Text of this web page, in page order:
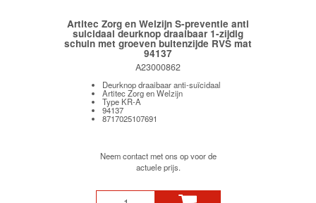
Artitec Zorg en Welzijn S-preventie anti
suicidaal deurknop draaibaar 1-zijdig
schuin met groeven buitenzijde RVS mat
94137
A23000862
Deurknop draaibaar anti-suïcidaal
Artitec Zorg en Welzijn
Type KR-A
94137
8717025107691
Neem contact met ons op voor de
actuele prijs.